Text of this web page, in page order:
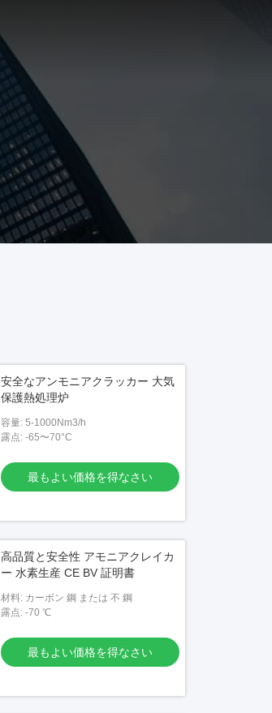
安全なアンモニアクラッカー 大気
保護熱処理炉
容量: 5-1000Nm3/h
露点: -65〜70°C
最もよい価格を得なさい
高品質と安全性 アモニアクレイカ
ー 水素生産 CE BV 証明書
材料: カーボン 鋼 または 不 鋼
露点: -70 ℃
最もよい価格を得なさい